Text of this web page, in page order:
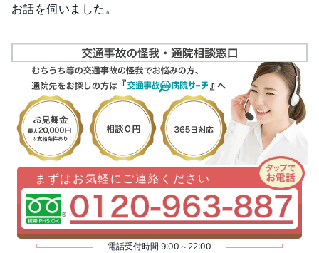
お話を伺いました。
まずはお気軽にご連絡ください
電話受付時間 9:00～22:00